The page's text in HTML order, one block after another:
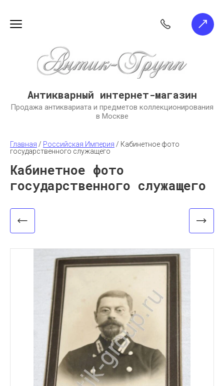
Антикварный интернет-магазин
Продажа антиквариата и предметов коллекционирования
в Москве
Главная / Российская Империя / Кабинетное фото
государственного служащего
Кабинетное фото
государственного служащего